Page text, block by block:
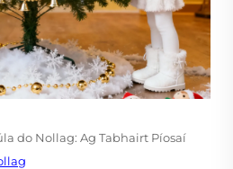
do Nollag: Ag Tabhairt Píosaí